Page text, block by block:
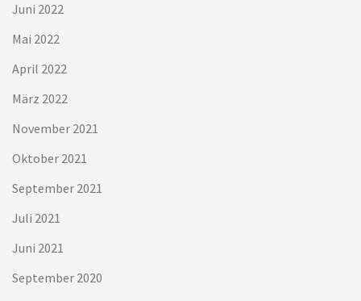
Juni 2022
Mai 2022
April 2022
März 2022
November 2021
Oktober 2021
September 2021
Juli 2021
Juni 2021
September 2020